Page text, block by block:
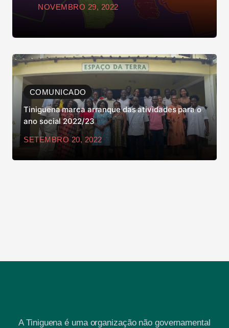
NOVEMBRO 29, 2022
COMUNICADO
Tiniguena marca arranque das atividades para o
ano social 2022/23
SETEMBRO 20, 2022
A Tiniguena é uma organização não governamental